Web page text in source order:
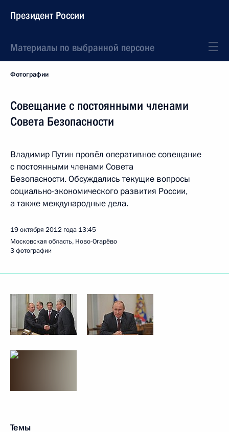
Президент России
Материалы по выбранной персоне
Фотографии
Совещание с постоянными членами
Совета Безопасности
Владимир Путин провёл оперативное совещание
с постоянными членами Совета
Безопасности. Обсуждались текущие вопросы
социально-экономического развития России,
а также международные дела.
19 октября 2012 года 13:45
Московская область, Ново-Огарёво
3 фотографии
Темы